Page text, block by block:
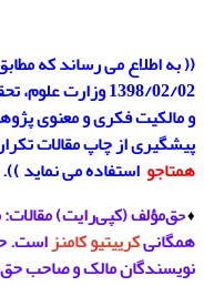
(( به اطلاع می­ رساند که
1398/02/02 وزارت علوم، تحقیقات و فناوری
و مالکیت فکری و معنوی
پیشگیری از چاپمقالات
همتاجو استفاده می­ نماید )).
♦حق‌مؤلف (کپی‌رایت) مقالات:
همگانیکرییتیو کامنزاست.
نویسندگان مالک و صاحب